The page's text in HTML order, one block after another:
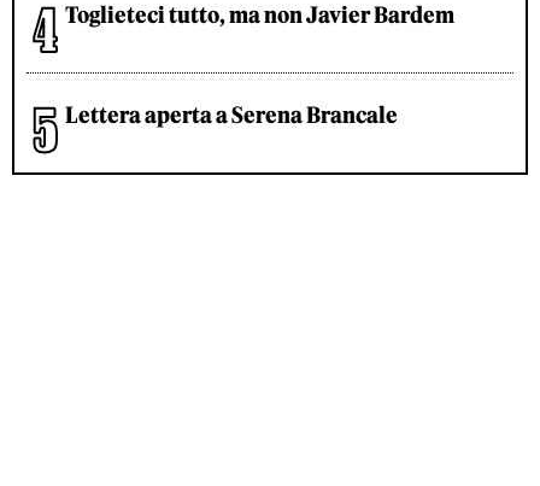
Toglieteci tutto, ma non Javier Bardem
Lettera aperta a Serena Brancale